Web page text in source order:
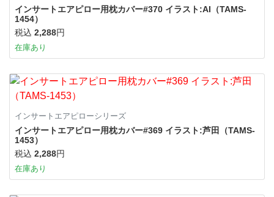
インサートエアピロー用枕カバー#370 イラスト:AI（TAMS-
1454）
税込 2,288円
在庫あり
インサートエアピローシリーズ
インサートエアピロー用枕カバー#369 イラスト:芦田（TAMS-
1453）
税込 2,288円
在庫あり